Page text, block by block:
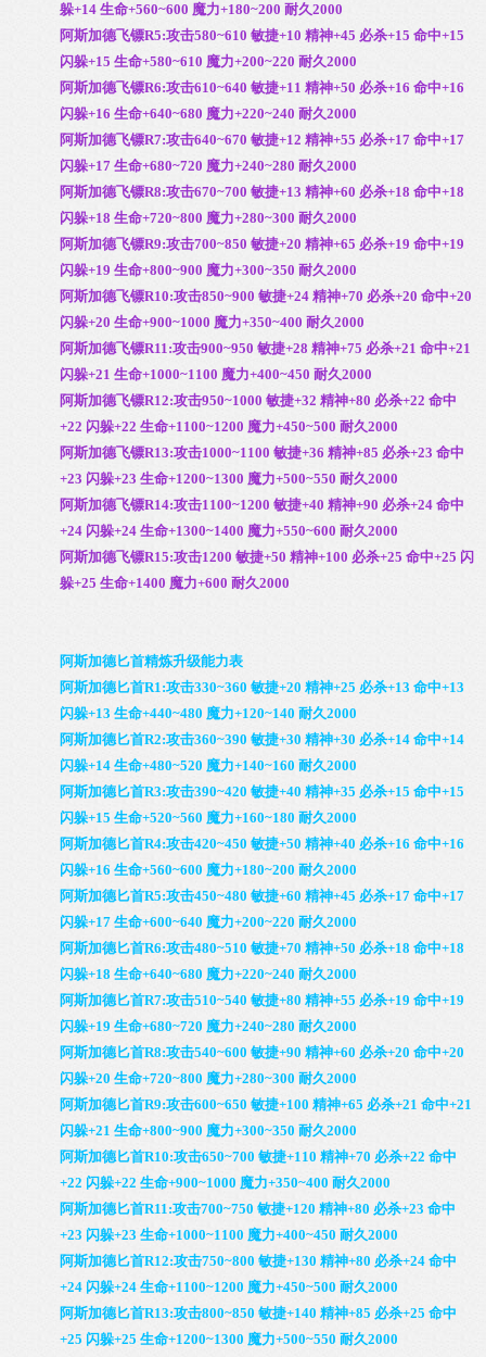
躲+14 生命+560~600 魔力+180~200 耐久2000
阿斯加德飞镖R5:攻击580~610 敏捷+10 精神+45 必杀+15 命中+15
闪躲+15 生命+580~610 魔力+200~220 耐久2000
阿斯加德飞镖R6:攻击610~640 敏捷+11 精神+50 必杀+16 命中+16
闪躲+16 生命+640~680 魔力+220~240 耐久2000
阿斯加德飞镖R7:攻击640~670 敏捷+12 精神+55 必杀+17 命中+17
闪躲+17 生命+680~720 魔力+240~280 耐久2000
阿斯加德飞镖R8:攻击670~700 敏捷+13 精神+60 必杀+18 命中+18
闪躲+18 生命+720~800 魔力+280~300 耐久2000
阿斯加德飞镖R9:攻击700~850 敏捷+20 精神+65 必杀+19 命中+19
闪躲+19 生命+800~900 魔力+300~350 耐久2000
阿斯加德飞镖R10:攻击850~900 敏捷+24 精神+70 必杀+20 命中+20
闪躲+20 生命+900~1000 魔力+350~400 耐久2000
阿斯加德飞镖R11:攻击900~950 敏捷+28 精神+75 必杀+21 命中+21
闪躲+21 生命+1000~1100 魔力+400~450 耐久2000
阿斯加德飞镖R12:攻击950~1000 敏捷+32 精神+80 必杀+22 命中
+22 闪躲+22 生命+1100~1200 魔力+450~500 耐久2000
阿斯加德飞镖R13:攻击1000~1100 敏捷+36 精神+85 必杀+23 命中
+23 闪躲+23 生命+1200~1300 魔力+500~550 耐久2000
阿斯加德飞镖R14:攻击1100~1200 敏捷+40 精神+90 必杀+24 命中
+24 闪躲+24 生命+1300~1400 魔力+550~600 耐久2000
阿斯加德飞镖R15:攻击1200 敏捷+50 精神+100 必杀+25 命中+25 闪
躲+25 生命+1400 魔力+600 耐久2000
阿斯加德匕首精炼升级能力表
阿斯加德匕首R1:攻击330~360 敏捷+20 精神+25 必杀+13 命中+13
闪躲+13 生命+440~480 魔力+120~140 耐久2000
阿斯加德匕首R2:攻击360~390 敏捷+30 精神+30 必杀+14 命中+14
闪躲+14 生命+480~520 魔力+140~160 耐久2000
阿斯加德匕首R3:攻击390~420 敏捷+40 精神+35 必杀+15 命中+15
闪躲+15 生命+520~560 魔力+160~180 耐久2000
阿斯加德匕首R4:攻击420~450 敏捷+50 精神+40 必杀+16 命中+16
闪躲+16 生命+560~600 魔力+180~200 耐久2000
阿斯加德匕首R5:攻击450~480 敏捷+60 精神+45 必杀+17 命中+17
闪躲+17 生命+600~640 魔力+200~220 耐久2000
阿斯加德匕首R6:攻击480~510 敏捷+70 精神+50 必杀+18 命中+18
闪躲+18 生命+640~680 魔力+220~240 耐久2000
阿斯加德匕首R7:攻击510~540 敏捷+80 精神+55 必杀+19 命中+19
闪躲+19 生命+680~720 魔力+240~280 耐久2000
阿斯加德匕首R8:攻击540~600 敏捷+90 精神+60 必杀+20 命中+20
闪躲+20 生命+720~800 魔力+280~300 耐久2000
阿斯加德匕首R9:攻击600~650 敏捷+100 精神+65 必杀+21 命中+21
闪躲+21 生命+800~900 魔力+300~350 耐久2000
阿斯加德匕首R10:攻击650~700 敏捷+110 精神+70 必杀+22 命中
+22 闪躲+22 生命+900~1000 魔力+350~400 耐久2000
阿斯加德匕首R11:攻击700~750 敏捷+120 精神+80 必杀+23 命中
+23 闪躲+23 生命+1000~1100 魔力+400~450 耐久2000
阿斯加德匕首R12:攻击750~800 敏捷+130 精神+80 必杀+24 命中
+24 闪躲+24 生命+1100~1200 魔力+450~500 耐久2000
阿斯加德匕首R13:攻击800~850 敏捷+140 精神+85 必杀+25 命中
+25 闪躲+25 生命+1200~1300 魔力+500~550 耐久2000